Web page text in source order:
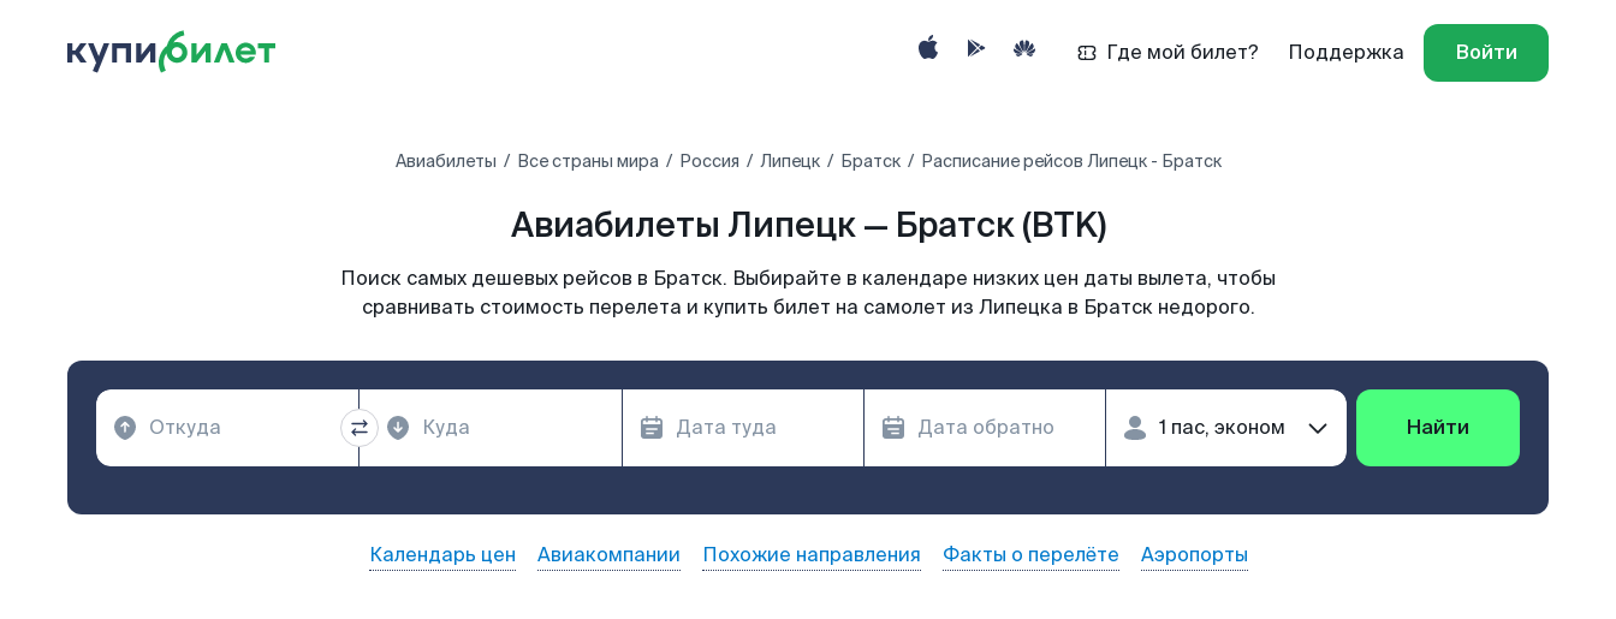
Где мой билет? Поддержка Войти
Авиабилеты Все страны мира Россия Липецк Братск Расписание рейсов Липецк - Братск
Авиабилеты Липецк — Братск (BTK)
Поиск самых дешевых рейсов в Братск. Выбирайте в календаре низких цен даты вылета, чтобы
сравнивать стоимость перелета и купить билет на самолет из Липецка в Братск недорого.
Найти
Календарь цен Авиакомпании Похожие направления Факты о перелёте Аэропорты